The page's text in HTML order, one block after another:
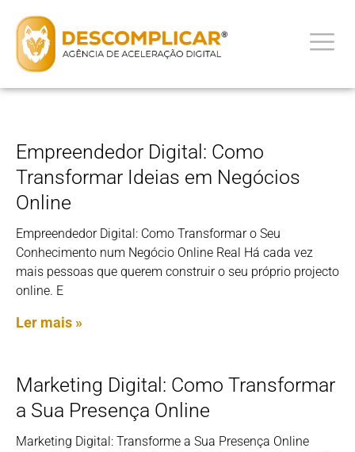
Empreendedor Digital: Como
Transformar Ideias em Negócios
Online
Empreendedor Digital: Como Transformar o Seu
Conhecimento num Negócio Online Real Há cada vez
mais pessoas que querem construir o seu próprio projecto
online. E
Ler mais »
Marketing Digital: Como Transformar
a Sua Presença Online
Marketing Digital: Transforme a Sua Presença Online